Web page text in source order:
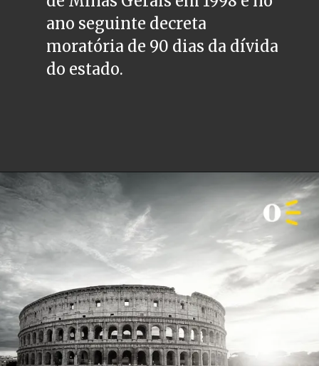
ano seguinte decreta
moratória de 90 dias da dívida
do estado.